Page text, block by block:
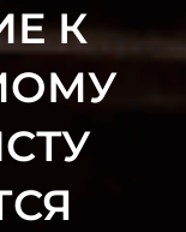
К